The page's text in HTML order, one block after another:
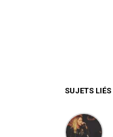
SUJETS LIÉS